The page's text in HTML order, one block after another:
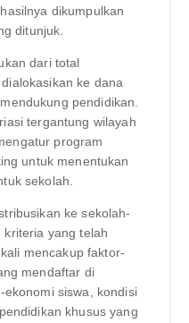
dikumpulkan
ditunjuk.
dari total
ke dana
pendidikan.
tergantung wilayah
program
untuk menentukan
sekolah.
ke sekolah-
yang telah
mencakup faktor-
mendaftar di
siswa, kondisi
khusus yang